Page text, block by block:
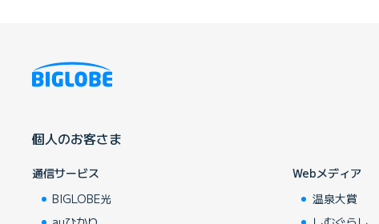
個人のお客さま
通信サービス
BIGLOBE光
Webメディア
温泉大賞